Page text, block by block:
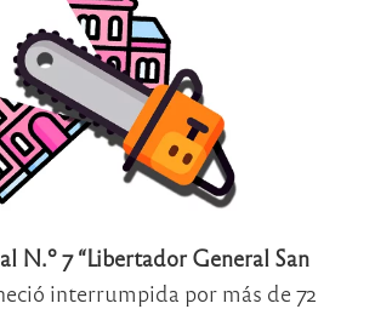
N.º 7 “Libertador General San
interrumpida por más de 72